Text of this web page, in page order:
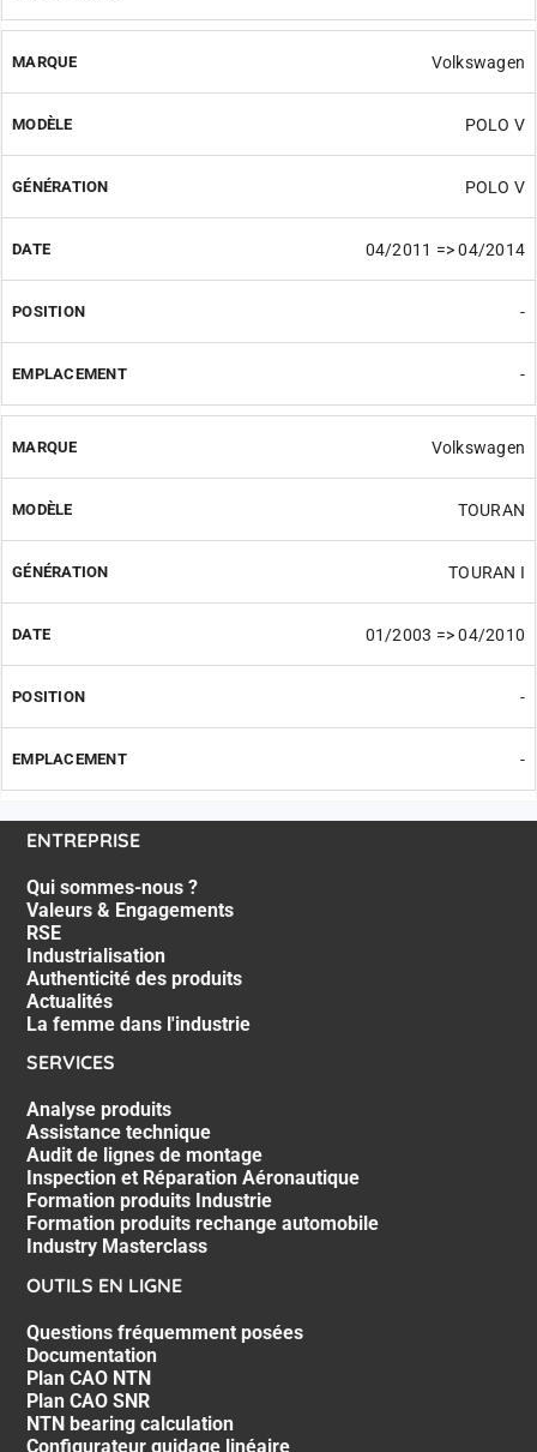
Volkswagen
POLO V
POLO V
04/2011 => 04/2014
-
-
Volkswagen
TOURAN
TOURAN I
01/2003 => 04/2010
-
-
ENTREPRISE
Qui sommes-nous ?
Valeurs & Engagements
RSE
Industrialisation
Authenticité des produits
Actualités
La femme dans l'industrie
SERVICES
Analyse produits
Assistance technique
Audit de lignes de montage
Inspection et Réparation Aéronautique
Formation produits Industrie
Formation produits rechange automobile
Industry Masterclass
OUTILS EN LIGNE
Questions fréquemment posées
Documentation
Plan CAO NTN
Plan CAO SNR
NTN bearing calculation
Configurateur guidage linéaire